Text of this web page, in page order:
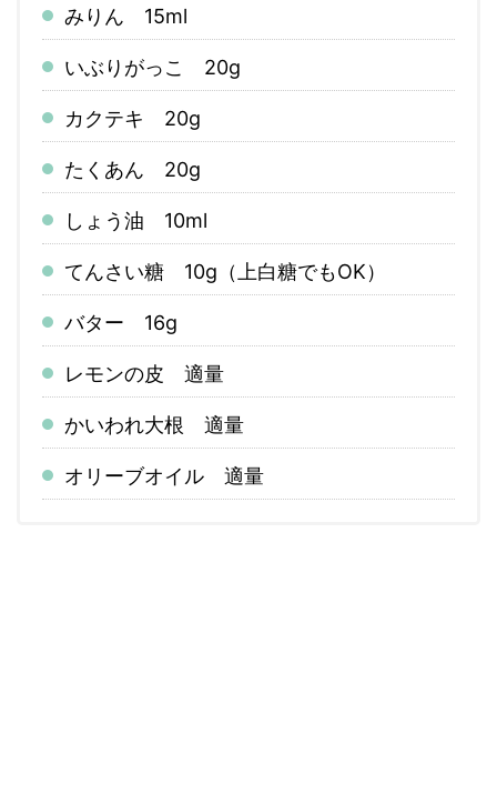
みりん 15ml
いぶりがっこ 20g
カクテキ 20g
たくあん 20g
しょう油 10ml
てんさい糖 10g（上白糖でもOK）
バター 16g
レモンの皮 適量
かいわれ大根 適量
オリーブオイル 適量